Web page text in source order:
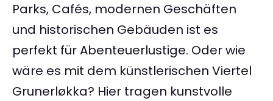
Parks, Cafés, modernen Geschäften
und historischen Gebäuden ist es
perfekt für Abenteuerlustige. Oder wie
wäre es mit dem künstlerischen Viertel
Grunerløkka? Hier tragen kunstvolle